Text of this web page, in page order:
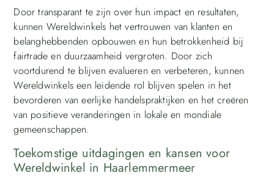
Door transparant te zijn over hun impact en resultaten,
kunnen Wereldwinkels het vertrouwen van klanten en
belanghebbenden opbouwen en hun betrokkenheid bij
fairtrade en duurzaamheid vergroten. Door zich
voortdurend te blijven evalueren en verbeteren, kunnen
Wereldwinkels een leidende rol blijven spelen in het
bevorderen van eerlijke handelspraktijken en het creëren
van positieve veranderingen in lokale en mondiale
gemeenschappen.
Toekomstige uitdagingen en kansen voor
Wereldwinkel in Haarlemmermeer